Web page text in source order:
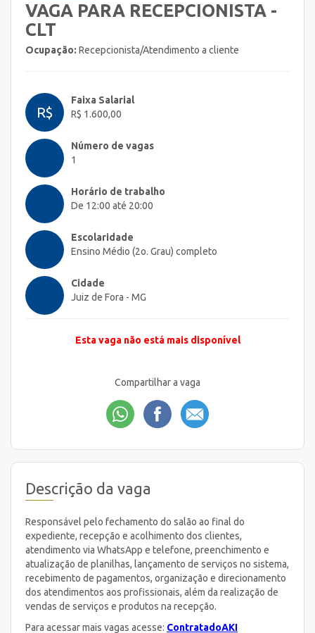
VAGA PARA RECEPCIONISTA -
CLT
Ocupação: Recepcionista/Atendimento a cliente
R$
Faixa Salarial
R$ 1.600,00
Número de vagas
1
Horário de trabalho
De 12:00 até 20:00
Escolaridade
Ensino Médio (2o. Grau) completo
Cidade
Juiz de Fora - MG
Esta vaga não está mais disponível
Compartilhar a vaga
Descrição da vaga
Responsável pelo fechamento do salão ao final do
expediente, recepção e acolhimento dos clientes,
atendimento via WhatsApp e telefone, preenchimento e
atualização de planilhas, lançamento de serviços no sistema,
recebimento de pagamentos, organização e direcionamento
dos atendimentos aos profissionais, além da realização de
vendas de serviços e produtos na recepção.
Para acessar mais vagas acesse: ContratadoAKI